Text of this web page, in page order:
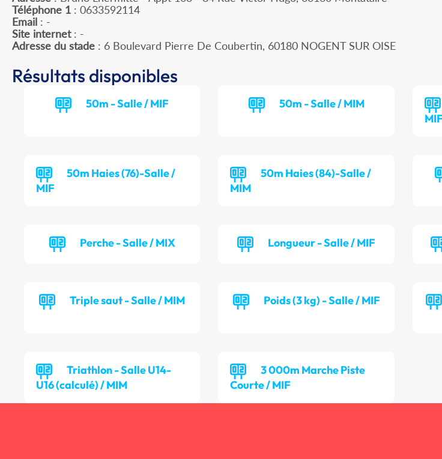
Téléphone 1 : 0633592114
Email : -
Site internet: -
Adresse du stade : 6 Boulevard Pierre De Coubertin, 60180 NOGENT SUR OISE
Résultats disponibles
50m - Salle / MIF 50m - Salle / MIM
MIF
50m Haies (76)-Salle /
MIF
50m Haies (84)-Salle /
MIM
Perche - Salle / MIX Longueur - Salle / MIF
Triple saut - Salle / MIM Poids (3 kg) - Salle / MIF
Triathlon - Salle U14-
U16 (calculé) / MIM
3 000m Marche Piste
Courte / MIF